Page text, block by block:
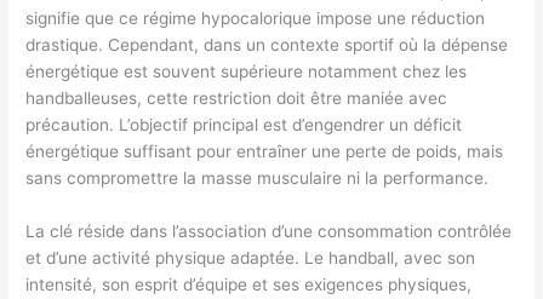
signifie que ce régime hypocalorique impose une réduction
drastique. Cependant, dans un contexte sportif où la dépense
énergétique est souvent supérieure notamment chez les
handballeuses, cette restriction doit être maniée avec
précaution. L’objectif principal est d’engendrer un déficit
énergétique suffisant pour entraîner une perte de poids, mais
sans compromettre la masse musculaire ni la performance.
La clé réside dans l’association d’une consommation contrôlée
et d’une activité physique adaptée. Le handball, avec son
intensité, son esprit d’équipe et ses exigences physiques,